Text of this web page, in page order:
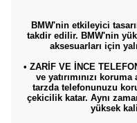
BMW'nin etkileyici
takdir edilir. BMW'nin
aksesuarları için
• ZARİF VE İNCE
ve yatırımınızı
tarzda telefonunuzu
çekicilik katar. Aynı
yüksek